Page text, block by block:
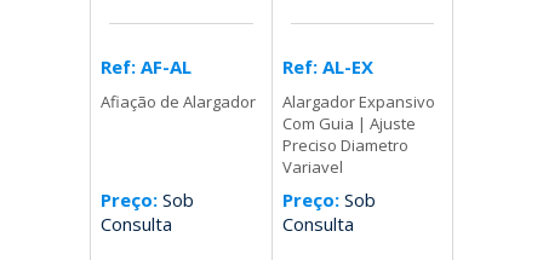
Ref: AF-AL
Afiação de Alargador
Preço: Sob
Consulta
Ref: AL-EX
Alargador Expansivo
Com Guia | Ajuste
Preciso Diametro
Variavel
Preço:Sob
Consulta